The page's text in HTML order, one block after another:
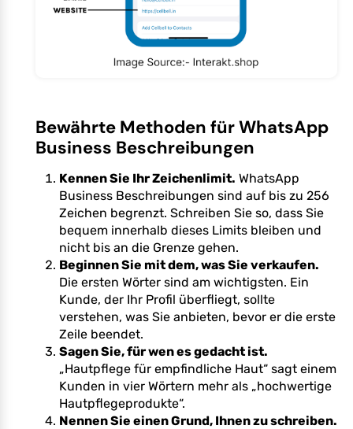
Bewährte Methoden für WhatsApp
Business Beschreibungen
Kennen Sie Ihr Zeichenlimit. WhatsApp
Business Beschreibungen sind auf bis zu 256
Zeichen begrenzt. Schreiben Sie so, dass Sie
bequem innerhalb dieses Limits bleiben und
nicht bis an die Grenze gehen.
Beginnen Sie mit dem, was Sie verkaufen.
Die ersten Wörter sind am wichtigsten. Ein
Kunde, der Ihr Profil überfliegt, sollte
verstehen, was Sie anbieten, bevor er die erste
Zeile beendet.
Sagen Sie, für wen es gedacht ist.
„Hautpflege für empfindliche Haut“ sagt einem
Kunden in vier Wörtern mehr als „hochwertige
Hautpflegeprodukte“.
Nennen Sie einen Grund, Ihnen zu schreiben.